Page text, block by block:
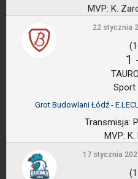
MVP: K.
22 stycznia
1
Sport
Grot Budowlani Łódź -
Transmisja:
MVP: K.
17 stycznia